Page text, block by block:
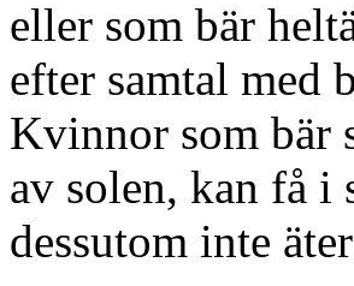
eller som bär
efter samtal med
Kvinnor som bär
av solen, kan få
dessutom inte